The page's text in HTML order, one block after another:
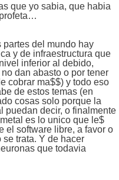
que yo sabia, que habia
partes del mundo hay
y de infraestructura que
inferior al debido,
dan abasto o por tener
cobrar ma$$) y todo eso
de estos temas (en
cosas solo porque la
puedan decir, o finalmente
es lo unico que le$
el software libre, a favor o
trata. Y de hacer
que todavia